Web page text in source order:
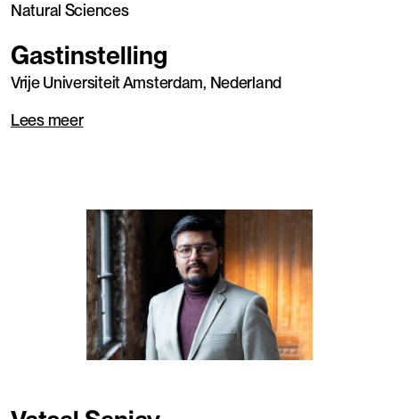
Natural Sciences
Gastinstelling
Vrije Universiteit Amsterdam, Nederland
Lees meer